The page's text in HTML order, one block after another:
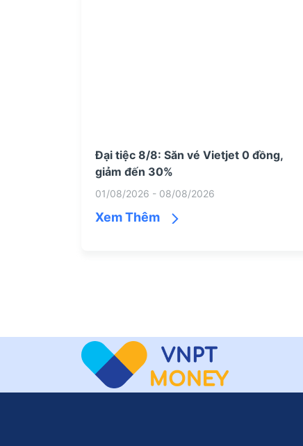
Đại tiệc 8/8: Săn vé Vietjet 0 đồng,
giảm đến 30%
01/08/2026 - 08/08/2026
Xem Thêm